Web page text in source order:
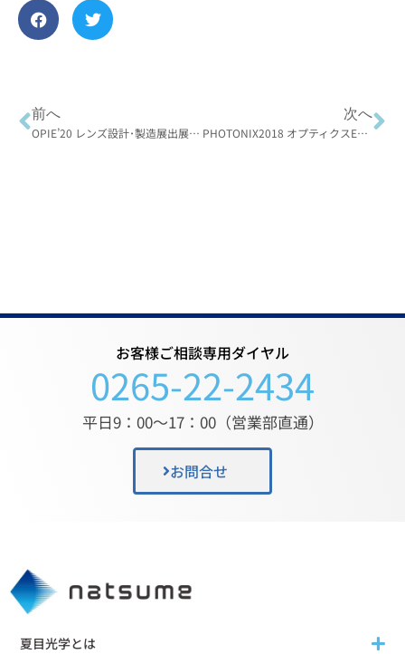
前へ
OPIE’20 レンズ設計･製造展出展中止のお知らせ
次へ
PHOTONIX2018 オプティクスEXPO に出展しました
お客様ご相談専用ダイヤル
0265-22-2434
平日9：00〜17：00（営業部直通）
お問合せ
夏目光学とは